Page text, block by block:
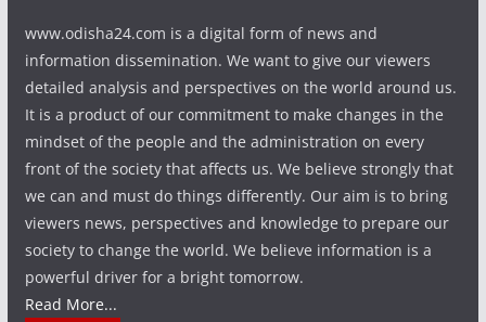
www.odisha24.com is a digital form of news and
information dissemination. We want to give our viewers
detailed analysis and perspectives on the world around us.
It is a product of our commitment to make changes in the
mindset of the people and the administration on every
front of the society that affects us. We believe strongly that
we can and must do things differently. Our aim is to bring
viewers news, perspectives and knowledge to prepare our
society to change the world. We believe information is a
powerful driver for a bright tomorrow.
Read More...